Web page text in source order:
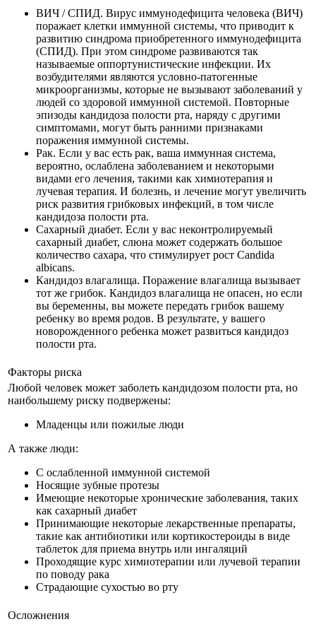
ВИЧ / СПИД. Вирус иммунодефицита человека (ВИЧ)
поражает клетки иммунной системы, что приводит к
развитию синдрома приобретенного иммунодефицита
(СПИД). При этом синдроме развиваются так
называемые оппортунистические инфекции. Их
возбудителями являются условно-патогенные
микроорганизмы, которые не вызывают заболеваний у
людей со здоровой иммунной системой. Повторные
эпизоды кандидоза полости рта, наряду с другими
симптомами, могут быть ранними признаками
поражения иммунной системы.
Рак. Если у вас есть рак, ваша иммунная система,
вероятно, ослаблена заболеванием и некоторыми
видами его лечения, такими как химиотерапия и
лучевая терапия. И болезнь, и лечение могут увеличить
риск развития грибковых инфекций, в том числе
кандидоза полости рта.
Сахарный диабет. Если у вас неконтролируемый
сахарный диабет, слюна может содержать большое
количество сахара, что стимулирует рост Candida
albicans.
Кандидоз влагалища. Поражение влагалища вызывает
тот же грибок. Кандидоз влагалища не опасен, но если
вы беременны, вы можете передать грибок вашему
ребенку во время родов. В результате, у вашего
новорожденного ребенка может развиться кандидоз
полости рта.
Факторы риска
Любой человек может заболеть кандидозом полости рта, но
наибольшему риску подвержены:
Младенцы или пожилые люди
А также люди:
С ослабленной иммунной системой
Носящие зубные протезы
Имеющие некоторые хронические заболевания, таких
как сахарный диабет
Принимающие некоторые лекарственные препараты,
такие как антибиотики или кортикостероиды в виде
таблеток для приема внутрь или ингаляций
Проходящие курс химиотерапии или лучевой терапии
по поводу рака
Страдающие сухостью во рту
Осложнения